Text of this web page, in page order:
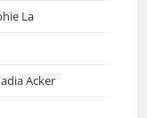
La
Acker